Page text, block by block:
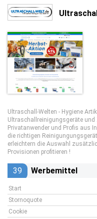
Ultraschall-Welten - Hygiene
Ultraschallreinigungsgeräte und
Privatanwender und Profis aus
die richtigen
erleichtern die Auswahl
Provisionen profitieren !
39 Werbemittel
Start
Stornoquote
Cookie